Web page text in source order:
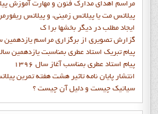
مراسم اهدای مدارک فنون و مهارت آموزش
پیلاتس مت یا پیلاتس زمینی، و پیلاتس ریفورمر
ايجاد مطلب در ديگر بخشها برا ک
گزارش تصويري از برگزاري مراسم يازدهمين
پيام تبريک استاد عطري بمناسبت يازدهمين
پيام استاد عطري بمناسب آغاز سال 1396
انتشار پايان نامه تاثیر هشت هفته تمرین
سیاتیک چیست و دلیل آن چیست ؟